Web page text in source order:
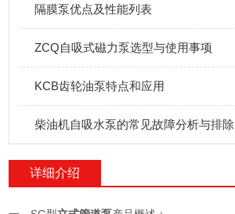
隔膜泵优点及性能列表
ZCQ自吸式磁力泵选型与使用事项
KCB齿轮油泵特点和应用
柴油机自吸水泵的常见故障分析与排除
详细介绍